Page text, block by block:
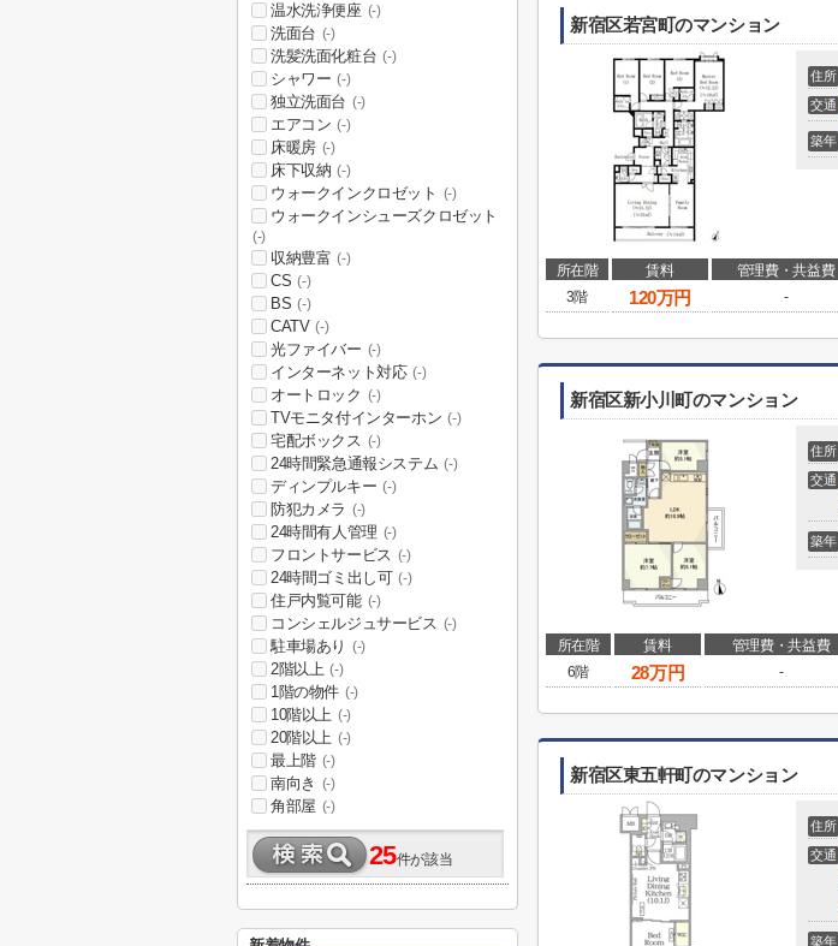
新宿区若宮町のマンション
住所
交通
築年
所在階 賃料 管理費・共益費
3階
120万円 -
新宿区新小川町のマンション
住所
交通
築年
所在階 賃料 管理費・共益費
6階
28万円 -
新宿区東五軒町のマンション
住所
交通
築年
温水洗浄便座 (-)
洗面台 (-)
洗髪洗面化粧台 (-)
シャワー (-)
独立洗面台 (-)
エアコン (-)
床暖房 (-)
床下収納 (-)
ウォークインクロゼット (-)
ウォークインシューズクロゼット
(-)
収納豊富 (-)
CS (-)
BS (-)
CATV (-)
光ファイバー (-)
インターネット対応 (-)
オートロック (-)
TVモニタ付インターホン (-)
宅配ボックス (-)
24時間緊急通報システム (-)
ディンプルキー (-)
防犯カメラ (-)
24時間有人管理 (-)
フロントサービス (-)
24時間ゴミ出し可 (-)
住戸内覧可能 (-)
コンシェルジュサービス (-)
駐車場あり (-)
2階以上 (-)
1階の物件 (-)
10階以上 (-)
20階以上 (-)
最上階 (-)
南向き (-)
角部屋 (-)
25件が該当